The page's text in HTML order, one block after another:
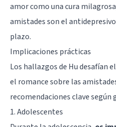
amor como una cura
amistades son el
plazo.
Implicaciones prácticas
Los hallazgos de Hu desafían
el romance sobre las
recomendaciones clave según
1. Adolescentes